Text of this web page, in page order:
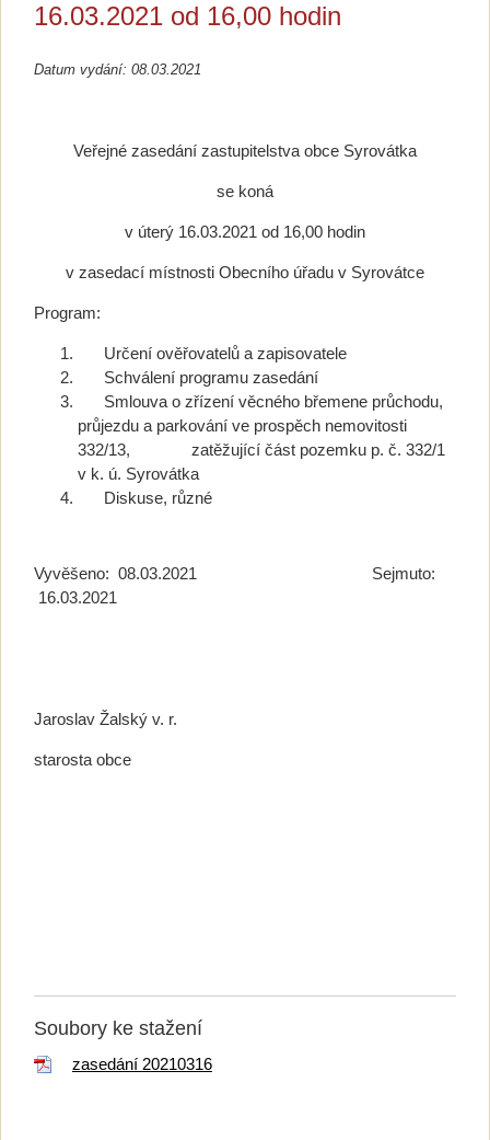
16.03.2021 od 16,00 hodin
Datum vydání: 08.03.2021
Veřejné zasedání zastupitelstva obce Syrovátka
se koná
v úterý 16.03.2021 od 16,00 hodin
v zasedací místnosti Obecního úřadu v Syrovátce
Program:
Určení ověřovatelů a zapisovatele
Schválení programu zasedání
Smlouva o zřízení věcného břemene průchodu,
průjezdu a parkování ve prospěch nemovitosti
332/13, zatěžující část pozemku p. č. 332/1
v k. ú. Syrovátka
Diskuse, různé
Vyvěšeno: 08.03.2021 Sejmuto:
16.03.2021
Jaroslav Žalský v. r.
starosta obce
Soubory ke stažení
zasedání 20210316